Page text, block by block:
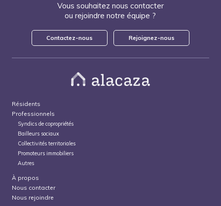
Vous souhaitez nous contacter
ou rejoindre notre équipe ?
Contactez-nous Rejoignez-nous
Résidents
Professionnels
Syndics de copropriétés
Bailleurs sociaux
Collectivités territoriales
Promoteurs immobiliers
Autres
À propos
Nous contacter
Nous rejoindre